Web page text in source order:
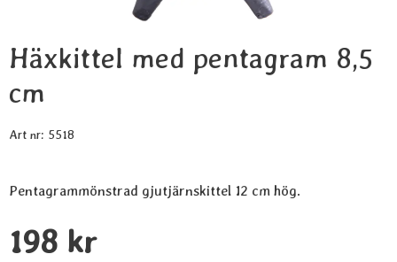
Häxkittel med pentagram 8,5
cm
Art nr: 5518
Pentagrammönstrad gjutjärnskittel 12 cm hög.
pris
198 kr